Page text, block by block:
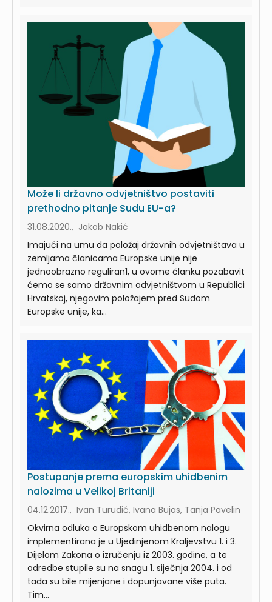
Može li državno odvjetništvo postaviti
prethodno pitanje Sudu EU-a?
31.08.2020., Jakob Nakić
Imajući na umu da položaj državnih odvjetništava u
zemljama članicama Europske unije nije
jednoobrazno reguliran1, u ovome članku pozabavit
ćemo se samo državnim odvjetništvom u Republici
Hrvatskoj, njegovim položajem pred Sudom
Europske unije, ka...
Postupanje prema europskim uhidbenim
nalozima u Velikoj Britaniji
04.12.2017., Ivan Turudić, Ivana Bujas, Tanja Pavelin
Okvirna odluka o Europskom uhidbenom nalogu
implementirana je u Ujedinjenom Kraljevstvu 1. i 3.
Dijelom Zakona o izručenju iz 2003. godine, a te
odredbe stupile su na snagu 1. siječnja 2004. i od
tada su bile mijenjane i dopunjavane više puta.
Tim...